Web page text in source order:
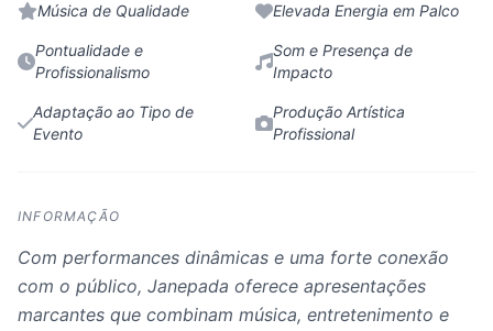
Música de Qualidade Elevada Energia em Palco
Pontualidade e
Profissionalismo
Som e Presença de
Impacto
Adaptação ao Tipo de
Evento
Produção Artística
Profissional
INFORMAÇÃO
Com performances dinâmicas e uma forte conexão
com o público, Janepada oferece apresentações
marcantes que combinam música, entretenimento e